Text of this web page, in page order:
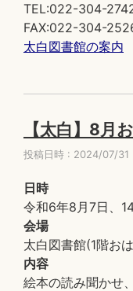
TEL:022-304-
FAX:022-304-
太白図書館の案内
【太白】8月
投稿日時 : 2024/07/31
日時
令和6年8月7日、
会場
太白図書館(1階お
内容
絵本の読み聞かせ